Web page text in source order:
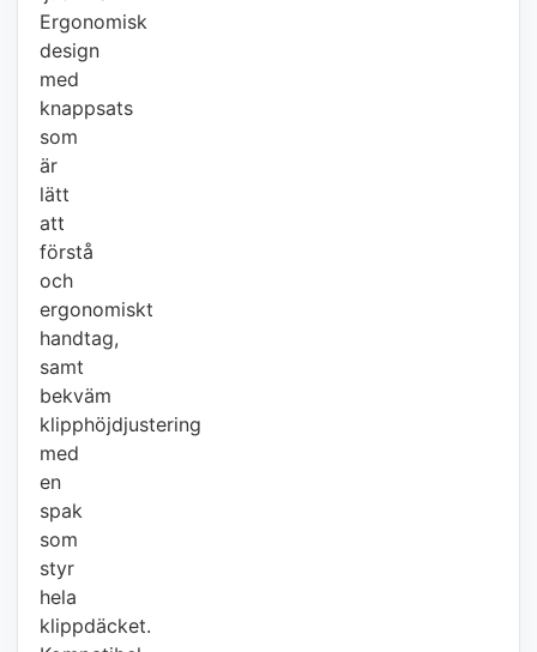
Ergonomisk
design
med
knappsats
som
är
lätt
att
förstå
och
ergonomiskt
handtag,
samt
bekväm
klipphöjdjustering
med
en
spak
som
styr
hela
klippdäcket.